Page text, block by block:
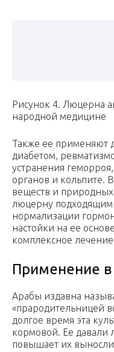
Рисунок 4. Люцерна
народной медицине
Также ее применяют
диабетом,
устранения
органов и кольпите.
веществ и
люцерну
нормализации
настойки на ее
комплексное
Применение в
Арабы издавна
«прародительницей
долгое время эта
кормовой. Ее давали
повышает их